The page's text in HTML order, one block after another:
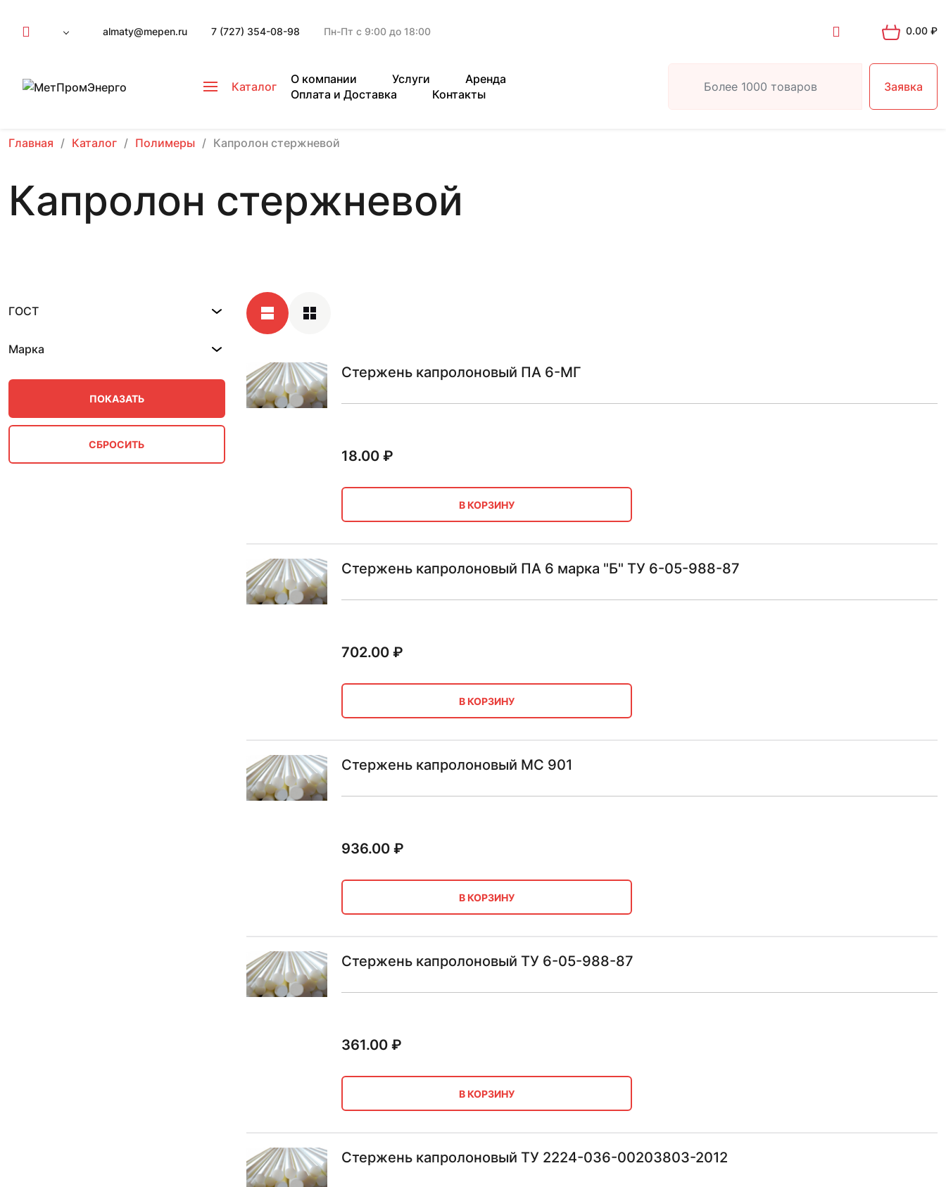
almaty@mepen.ru 7 (727) 354-08-98 Пн-Пт с 9:00 до 18:00 0.00 ₽
Каталог
О компании Услуги
Аренда
Оплата и Доставка
Контакты
Заявка
Главная Каталог Полимеры Капролон стержневой
Капролон стержневой
ГОСТ
Марка
Стержень капролоновый ПА 6-МГ
18.00₽
В КОРЗИНУ
Стержень капролоновый ПА 6 марка "Б" ТУ 6-05-988-87
702.00₽
В КОРЗИНУ
Стержень капролоновый MC 901
936.00₽
В КОРЗИНУ
Стержень капролоновый ТУ 6-05-988-87
361.00₽
В КОРЗИНУ
Стержень капролоновый ТУ 2224-036-00203803-2012